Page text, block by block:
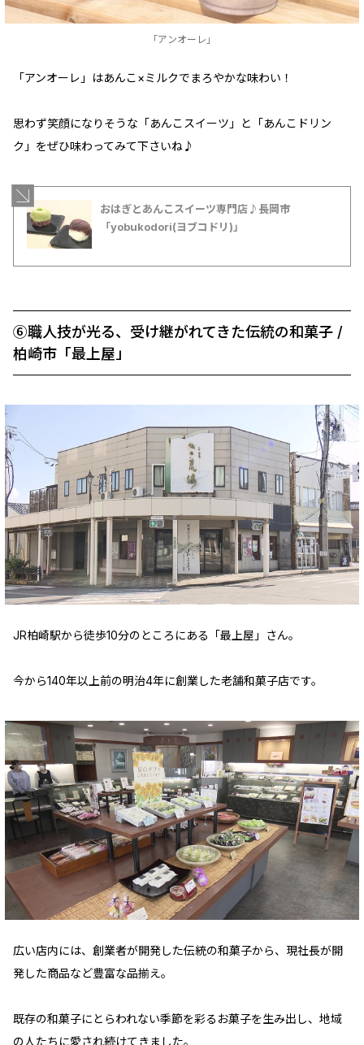
「アンオーレ」
「アンオーレ」はあんこ×ミルクでまろやかな味わい！
思わず笑顔になりそうな「あんこスイーツ」と「あんこドリン
ク」をぜひ味わってみて下さいね♪
おはぎとあんこスイーツ専門店♪長岡市
「yobukodori(ヨブコドリ)」
⑥職人技が光る、受け継がれてきた伝統の和菓子 /
柏崎市「最上屋」
JR柏崎駅から徒歩10分のところにある「最上屋」さん。
今から140年以上前の明治4年に創業した老舗和菓子店です。
広い店内には、創業者が開発した伝統の和菓子から、現社長が開
発した商品など豊富な品揃え。
既存の和菓子にとらわれない季節を彩るお菓子を生み出し、地域
の人たちに愛され続けてきました。